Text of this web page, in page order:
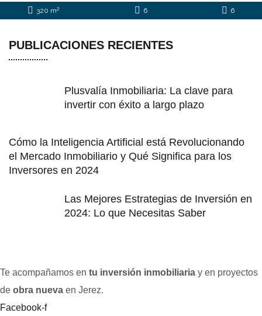
320 m2 6 6
PUBLICACIONES RECIENTES
Plusvalía Inmobiliaria: La clave para
invertir con éxito a largo plazo
Cómo la Inteligencia Artificial está Revolucionando
el Mercado Inmobiliario y Qué Significa para los
Inversores en 2024
Las Mejores Estrategias de Inversión en
2024: Lo que Necesitas Saber
Te acompañamos en tu inversión inmobiliaria y en proyectos
de obra nueva en Jerez.
Facebook-f